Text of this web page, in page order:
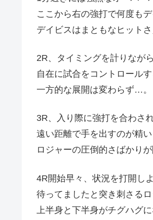
ここから右の強打で何度も
デイビスはまともなヒット
2R、タイミングを計りなが
自在に試合をコントロールす
一方的な展開は変わらず…。
3R、入り際に強打を合わさ
遠い距離で手を出すのが精い
ロジャーの圧倒的さばかり
4R開始早々、状況を打開し
待ってましたと突き刺さるロ
上半身と下半身がチグハグ